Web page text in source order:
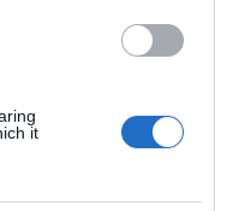
it
Baterias
FIAT Ford